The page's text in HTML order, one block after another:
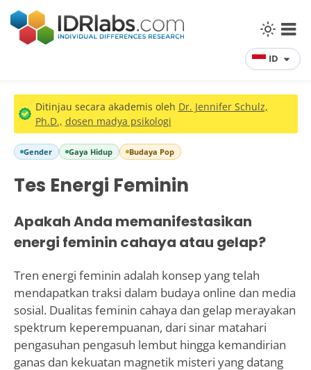
ID
Ditinjau secara akademis oleh Dr. Jennifer Schulz,
Ph.D., dosen madya psikologi
Gender Gaya Hidup Budaya Pop
Tes Energi Feminin
Apakah Anda memanifestasikan
energi feminin cahaya atau gelap?
Tren energi feminin adalah konsep yang telah
mendapatkan traksi dalam budaya online dan media
sosial. Dualitas feminin cahaya dan gelap merayakan
spektrum keperempuanan, dari sinar matahari
pengasuhan pengasuh lembut hingga kemandirian
ganas dan kekuatan magnetik misteri yang datang